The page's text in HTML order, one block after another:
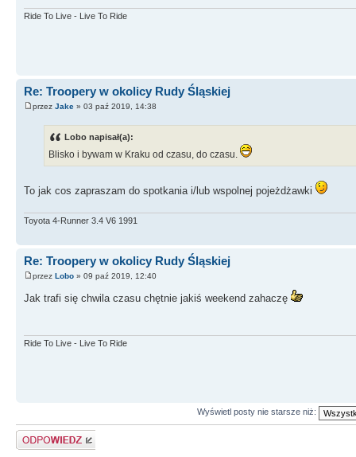
Ride To Live - Live To Ride
Re: Troopery w okolicy Rudy Śląskiej
przez Jake » 03 paź 2019, 14:38
Lobo napisał(a):
Blisko i bywam w Kraku od czasu, do czasu.
To jak cos zapraszam do spotkania i/lub wspolnej pojeżdżawki
Toyota 4-Runner 3.4 V6 1991
Re: Troopery w okolicy Rudy Śląskiej
przez Lobo » 09 paź 2019, 12:40
Jak trafi się chwila czasu chętnie jakiś weekend zahaczę
Ride To Live - Live To Ride
Wyświetl posty nie starsze niż:
Odpowiedz